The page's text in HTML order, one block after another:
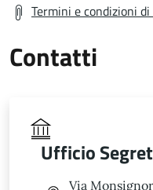
Termini e condizioni
Contatti
Ufficio
Via